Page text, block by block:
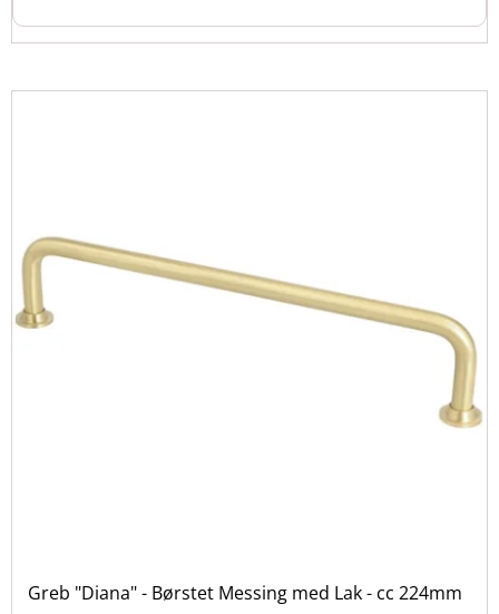
Greb "Diana" - Børstet Messing med Lak - cc 224mm